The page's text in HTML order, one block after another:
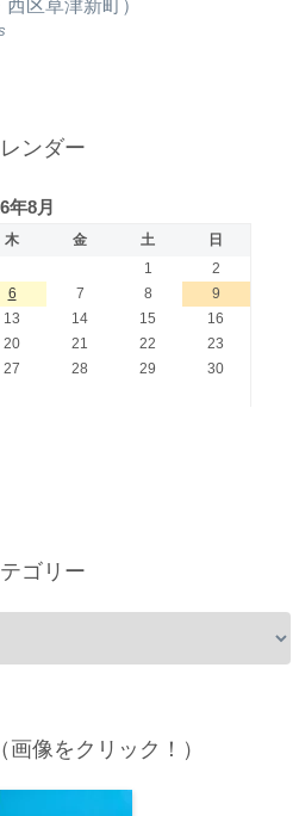
区草津新町）
ンダー
年8月
木 金 土
日
1
2
6 7 8
9
13 14 15
16
20 21 22
23
27 28 29
30
ゴリー
像をクリック！）